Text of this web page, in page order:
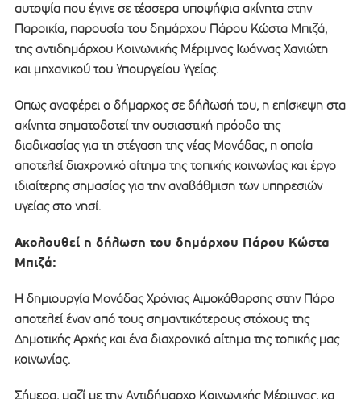
αυτοψία που έγινε σε τέσσερα υποψήφια ακίνητα στην
Παροικία, παρουσία του δημάρχου Πάρου Κώστα Μπιζά,
της αντιδημάρχου Κοινωνικής Μέριμνας Ιωάννας Χανιώτη
και μηχανικού του Υπουργείου Υγείας.
Όπως αναφέρει ο δήμαρχος σε δήλωσή του, η επίσκεψη στα
ακίνητα σηματοδοτεί την ουσιαστική πρόοδο της
διαδικασίας για τη στέγαση της νέας Μονάδας, η οποία
αποτελεί διαχρονικό αίτημα της τοπικής κοινωνίας και έργο
ιδιαίτερης σημασίας για την αναβάθμιση των υπηρεσιών
υγείας στο νησί.
Ακολουθεί η δήλωση του δημάρχου Πάρου Κώστα
Μπιζά:
Η δημιουργία Μονάδας Χρόνιας Αιμοκάθαρσης στην Πάρο
αποτελεί έναν από τους σημαντικότερους στόχους της
Δημοτικής Αρχής και ένα διαχρονικό αίτημα της τοπικής μας
κοινωνίας.
Σήμερα, μαζί με την Αντιδήμαρχο Κοινωνικής Μέριμνας, κα